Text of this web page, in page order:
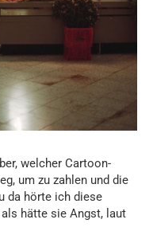
welcher Cartoon-
um zu zahlen und die
da hörte ich diese
hätte sie Angst, laut